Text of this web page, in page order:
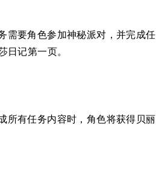
要角色参加神秘派对，并完成
日记第一页。
有任务内容时，角色将获得贝